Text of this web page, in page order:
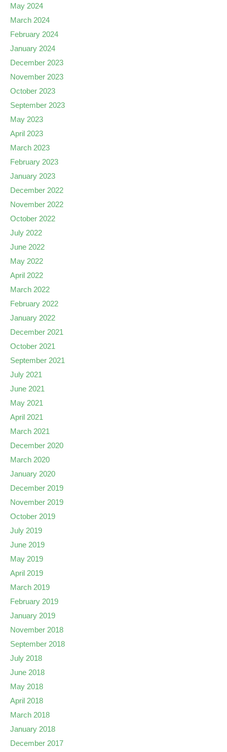
May 2024
March 2024
February 2024
January 2024
December 2023
November 2023
October 2023
September 2023
May 2023
April 2023
March 2023
February 2023
January 2023
December 2022
November 2022
October 2022
July 2022
June 2022
May 2022
April 2022
March 2022
February 2022
January 2022
December 2021
October 2021
September 2021
July 2021
June 2021
May 2021
April 2021
March 2021
December 2020
March 2020
January 2020
December 2019
November 2019
October 2019
July 2019
June 2019
May 2019
April 2019
March 2019
February 2019
January 2019
November 2018
September 2018
July 2018
June 2018
May 2018
April 2018
March 2018
January 2018
December 2017